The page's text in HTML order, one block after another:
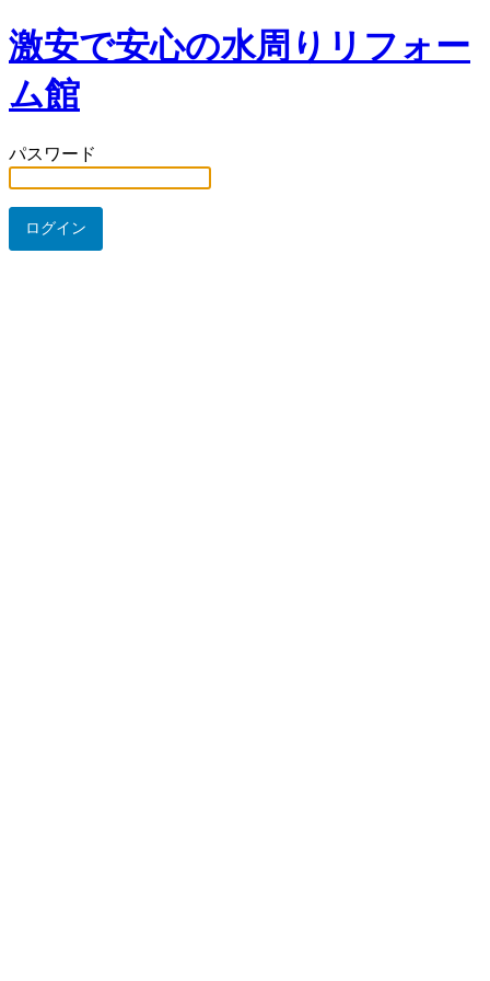
激安で安心の水周りリフォー
ム館
パスワード